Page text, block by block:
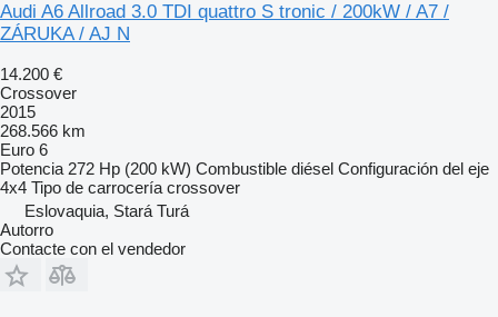
Audi A6 Allroad 3.0 TDI quattro S tronic / 200kW / A7 /
ZÁRUKA / AJ N
14.200 €
Crossover
2015
268.566 km
Euro 6
Potencia 272 Hp (200 kW) Combustible diésel Configuración del eje
4x4 Tipo de carrocería crossover
Eslovaquia, Stará Turá
Autorro
Contacte con el vendedor